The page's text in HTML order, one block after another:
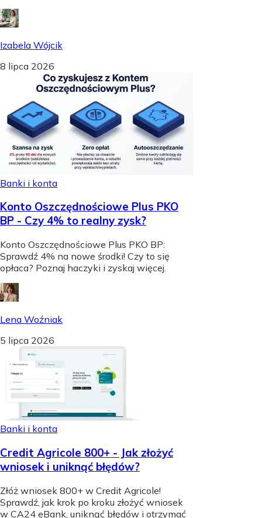
Izabela Wójcik
8 lipca 2026
Banki i konta
Konto Oszczędnościowe Plus PKO
BP - Czy 4% to realny zysk?
Konto Oszczędnościowe Plus PKO BP:
Sprawdź 4% na nowe środki! Czy to się
opłaca? Poznaj haczyki i zyskaj więcej.
Lena Woźniak
5 lipca 2026
Banki i konta
Credit Agricole 800+ - Jak złożyć
wniosek i uniknąć błędów?
Złóż wniosek 800+ w Credit Agricole!
Sprawdź, jak krok po kroku złożyć wniosek
w CA24 eBank, uniknąć błędów i otrzymać